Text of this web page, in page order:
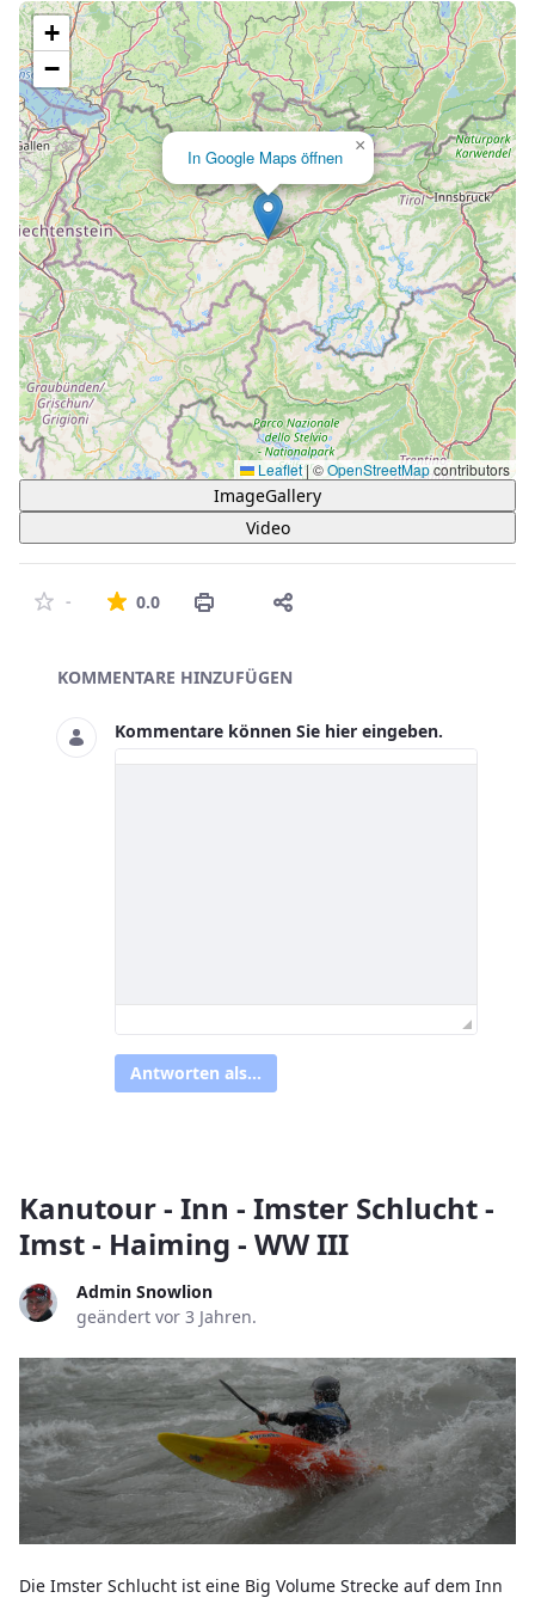
Lade Karte...
In Google Maps öffnen
×
+
−
Leaflet|©OpenStreetMapcontributors
ImageGallery
Video
- 0.0Die durchschnittliche Bewertung ist 0 von 5
Asset-Herausgeber
KOMMENTARE HINZUFÜGEN
Kommentare können Sie hier eingeben.
Antworten als...
Kanutour - Inn - Imster Schlucht -
Imst - Haiming - WW III
Admin Snowlion
geändert vor 3 Jahren.
Die Imster Schlucht ist eine Big Volume Strecke auf dem Inn